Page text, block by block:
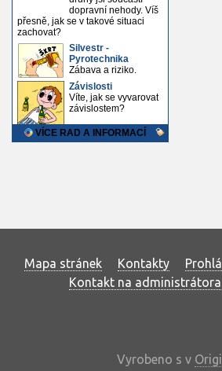
Mapa stránek Kontakty
Kontakt na administrátora
Vyrobeno s v